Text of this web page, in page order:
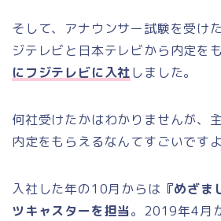
そして、アナウンサー試験を受け
ジテレビと日本テレビから内定をも
にフジテレビに入社しました。
何社受けたかはわかりませんが、
内定をもらえるなんてすごいです
入社した年の10月からは 『めざ
ツキャスターを担当。2019年4月